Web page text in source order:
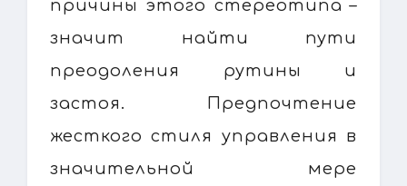
причины этого стереотипа –
значит найти пути
преодоления рутины и
застоя. Предпочтение
жесткого стиля управления в
значительной мере